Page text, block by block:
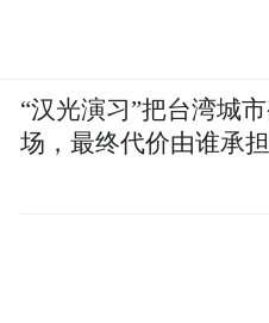
“汉光演习”把台湾城
场，最终代价由谁承